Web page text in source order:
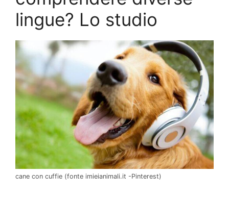
lingue? Lo studio
cane con cuffie (fonte imieianimali.it -Pinterest)